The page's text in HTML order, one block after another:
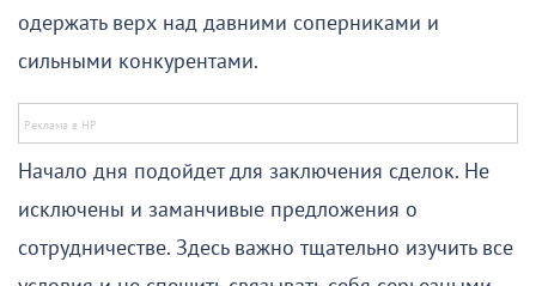
одержать верх над давними соперниками и
сильными конкурентами.
Начало дня подойдет для заключения сделок. Не
исключены и заманчивые предложения о
сотрудничестве. Здесь важно тщательно изучить все